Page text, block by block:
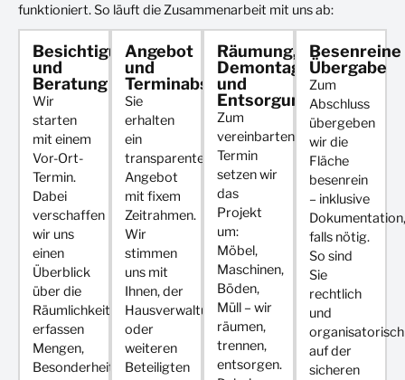
funktioniert. So läuft die Zusammenarbeit mit uns ab:
Besichtigung
und
Beratung
Wir
starten
mit einem
Vor-Ort-
Termin.
Dabei
verschaffen
wir uns
einen
Überblick
über die
Räumlichkeiten,
erfassen
Mengen,
Besonderheiten
Angebot
und
Terminabstimmung
Sie
erhalten
ein
transparentes
Angebot
mit fixem
Zeitrahmen.
Wir
stimmen
uns mit
Ihnen, der
Hausverwaltung
oder
weiteren
Beteiligten
Räumung,
Demontage
und
Entsorgung
Zum
vereinbarten
Termin
setzen wir
das
Projekt
um:
Möbel,
Maschinen,
Böden,
Müll – wir
räumen,
trennen,
entsorgen.
Besenreine
Übergabe
Zum
Abschluss
übergeben
wir die
Fläche
besenrein
– inklusive
Dokumentation,
falls nötig.
So sind
Sie
rechtlich
und
organisatorisch
auf der
sicheren